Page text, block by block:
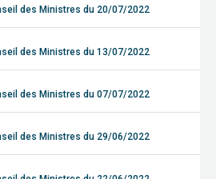
des Ministres du 20/07/2022
des Ministres du 13/07/2022
des Ministres du 07/07/2022
des Ministres du 29/06/2022